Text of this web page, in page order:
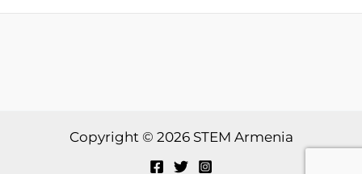
Copyright © 2026 STEM Armenia